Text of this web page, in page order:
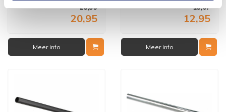
25,35
20,95
Meer info
15,67
12,95
Meer info